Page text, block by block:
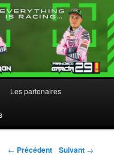
Les partenaires
Navigation des articles
← Précédent Suivant →